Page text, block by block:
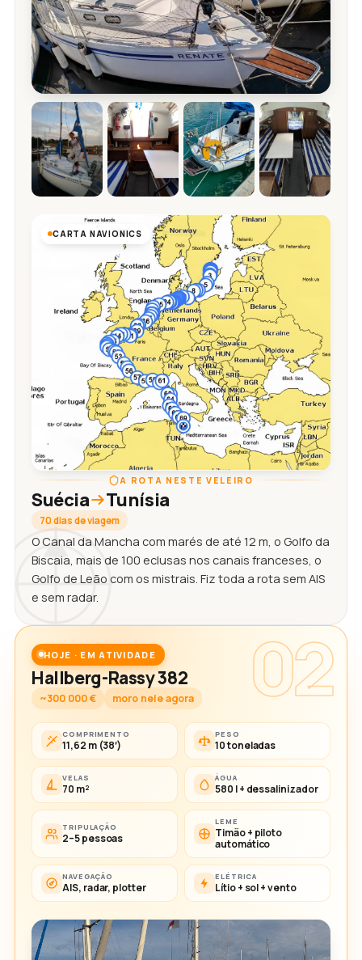
CARTA NAVIONICS
A ROTA NESTE VELEIRO
Suécia Tunísia
70 dias de viagem
O Canal da Mancha com marés de até 12 m, o Golfo da
Biscaia, mais de 100 eclusas nos canais franceses, o
Golfo de Leão com os mistrais. Fiz toda a rota sem AIS
e sem radar.
02
HOJE · EM ATIVIDADE
Hallberg-Rassy 382
~300 000 € moro nele agora
COMPRIMENTO
11,62 m (38′)
PESO
10 toneladas
VELAS
70 m²
ÁGUA
580 l + dessalinizador
TRIPULAÇÃO
2–5 pessoas
LEME
Timão + piloto
automático
NAVEGAÇÃO
AIS, radar, plotter
ELÉTRICA
Lítio + sol + vento